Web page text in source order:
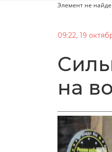
Элемент не
09:22, 19
на